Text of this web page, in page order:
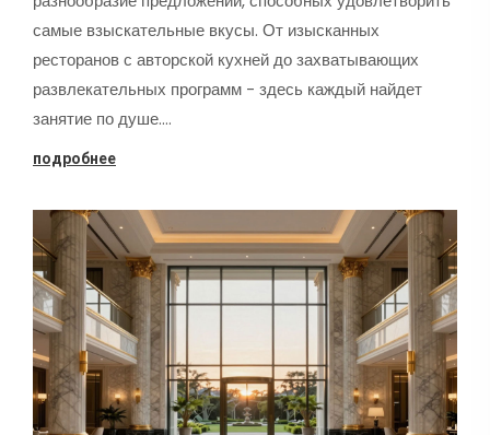
самые взыскательные вкусы. От изысканных
ресторанов с авторской кухней до захватывающих
развлекательных программ - здесь каждый найдет
занятие по душе.…
подробнее